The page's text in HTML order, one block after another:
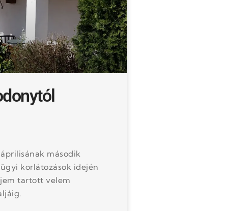
áprilisának második
korlátozások idején
tartott velem